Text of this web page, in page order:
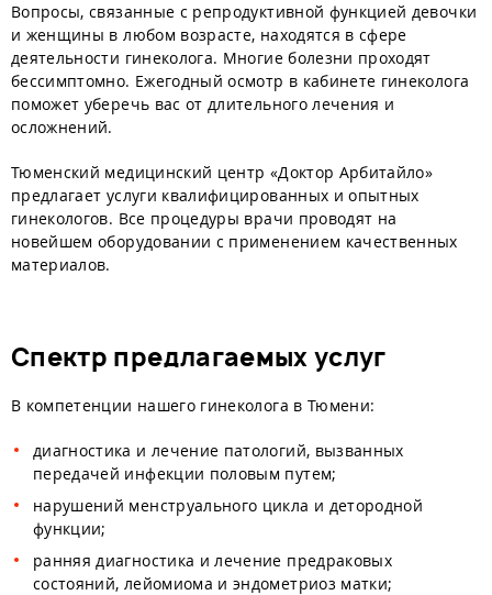
Вопросы, связанные с репродуктивной функцией девочки
и женщины в любом возрасте, находятся в сфере
деятельности гинеколога. Многие болезни проходят
бессимптомно. Ежегодный осмотр в кабинете гинеколога
поможет уберечь вас от длительного лечения и
осложнений.
Тюменский медицинский центр «Доктор Арбитайло»
предлагает услуги квалифицированных и опытных
гинекологов. Все процедуры врачи проводят на
новейшем оборудовании с применением качественных
материалов.
Спектр предлагаемых услуг
В компетенции нашего гинеколога в Тюмени:
диагностика и лечение патологий, вызванных
передачей инфекции половым путем;
нарушений менструального цикла и детородной
функции;
ранняя диагностика и лечение предраковых
состояний, лейомиома и эндометриоз матки;